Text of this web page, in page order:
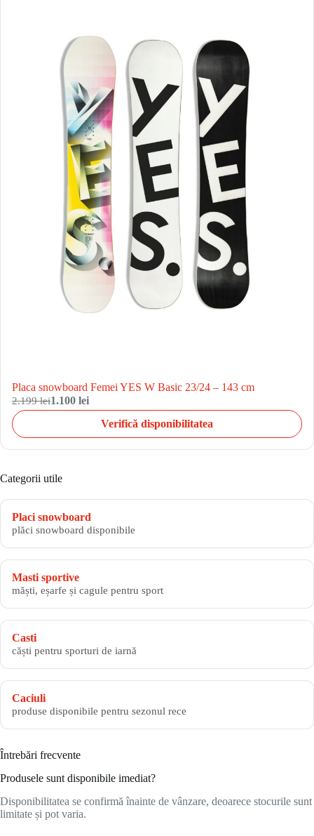
Placa snowboard Femei YES W Basic 23/24 – 143 cm
2.199 lei1.100 lei
Verifică disponibilitatea
Categorii utile
Placi snowboard
plăci snowboard disponibile
Masti sportive
măști, eșarfe și cagule pentru sport
Casti
căști pentru sporturi de iarnă
Caciuli
produse disponibile pentru sezonul rece
Întrebări frecvente
Produsele sunt disponibile imediat?
Disponibilitatea se confirmă înainte de vânzare, deoarece stocurile sunt
limitate și pot varia.